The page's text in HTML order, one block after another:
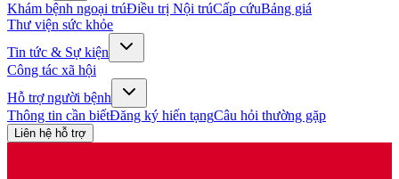
Khám bệnh ngoại trúĐiều trị Nội trúCấp cứuBảng giá
Thư viện sức khỏe
Tin tức & Sự kiện
Công tác xã hội
Hỗ trợ người bệnh
Thông tin cần biếtĐăng ký hiến tạngCâu hỏi thường gặp
Liên hệ hỗ trợ